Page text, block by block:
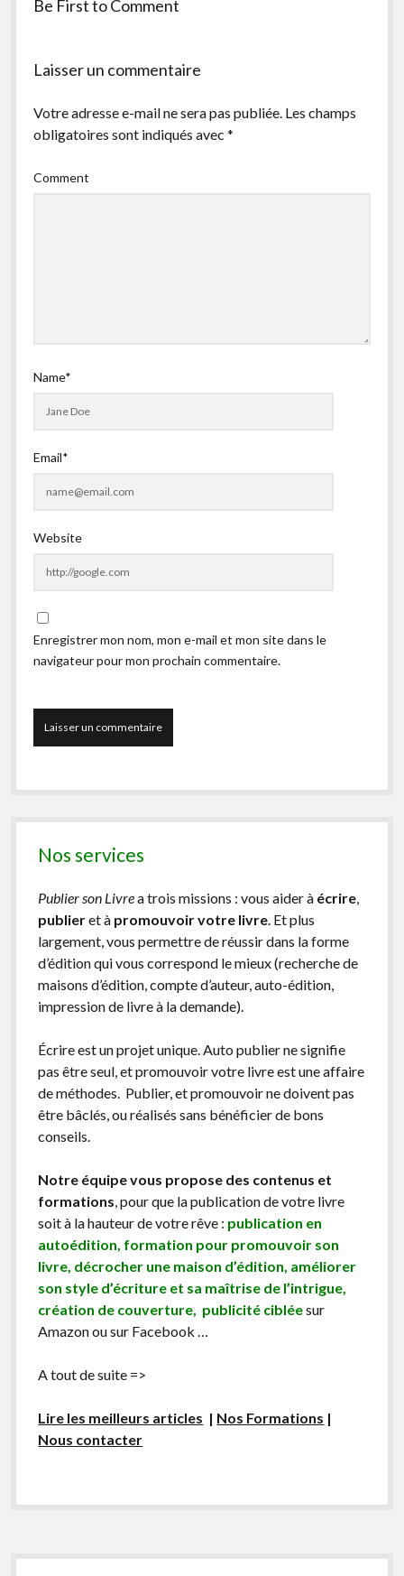
facebookinstagramyoutubeemail-
Be First to Comment
Laisser un commentaire
Votre adresse e-mail ne sera pas publiée. Les champs
obligatoires sont indiqués avec *
Comment
Name*
Email*
Website
Enregistrer mon nom, mon e-mail et mon site dans le
navigateur pour mon prochain commentaire.
Nos services
Publier son Livrea trois missions : vous aider à écrire
publieret à promouvoir votre livre . Et plus
largement, vous permettre de réussir dans la forme
d’édition qui vous correspond le mieux (recherche de
maisons d’édition, compte d’auteur, auto-édition,
impression de livre à la demande).
Écrire est un projet unique. Auto publier ne signifie
pas être seul, et promouvoir votre livre est une affaire
de méthodes. Publier, et promouvoir ne doivent pas
être bâclés, ou réalisés sans bénéficier de bons
conseils.
Notre équipe vous propose des contenus et
formations , pour que la publication de votre livre
soit à la hauteur de votre rêve : publication en
autoédition, formation pour promouvoir son
livre, décrocher une maison d’édition, améliorer
son style d’écriture et sa maîtrise de l’intrigue,
création de couverture, publicité cibléesur
Amazon ou sur Facebook …
A tout de suite =>
Lire les meilleurs articles | Nos Formations |
Nous contacter
Sidebar